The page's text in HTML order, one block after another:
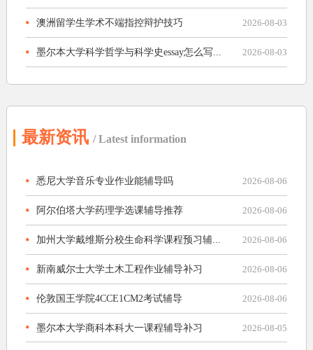
澳洲留学生学术不端指控辩护技巧 2026-08-03
墨尔本大学科学哲学与科学史essay怎么写... 2026-08-03
最新资讯 / Latest information
悉尼大学音乐专业作业能辅导吗 2026-08-06
阿尔伯塔大学药理学选课辅导推荐 2026-08-06
加州大学戴维斯分校生命科学课程预习辅... 2026-08-06
新南威尔士大学土木工程作业辅导补习 2026-08-06
伦敦国王学院4CCE1CM2考试辅导 2026-08-06
墨尔本大学商科本科大一课程辅导补习 2026-08-05